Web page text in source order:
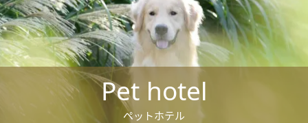
Pet hotel
ペットホテル